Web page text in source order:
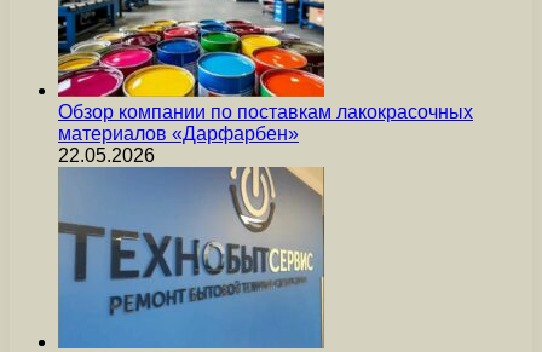
Обзор компании по поставкам лакокрасочных
материалов «Дарфарбен»
22.05.2026